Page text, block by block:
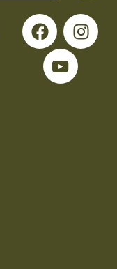
F
a
c
e
I
n
s
Y
o
u
t
u